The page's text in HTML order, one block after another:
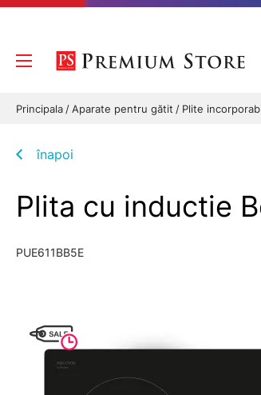
Principala Aparate pentru gătit Plite
înapoi
Plita cu inductie
PUE611BB5E